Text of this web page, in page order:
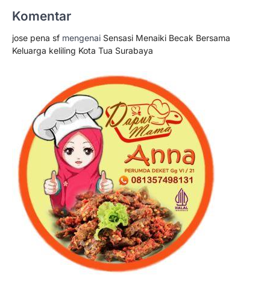
Komentar
jose pena sf mengenai Sensasi Menaiki Becak Bersama
Keluarga keliling Kota Tua Surabaya